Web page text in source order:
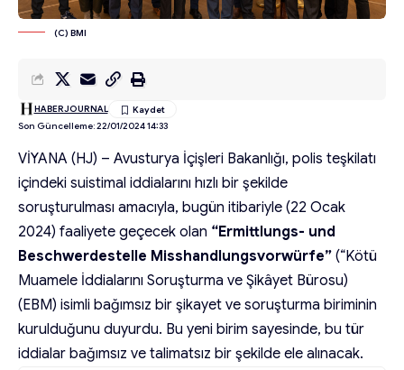
(C) BMI
Son Güncelleme: 22/01/2024 14:33
HABERJOURNAL
VİYANA (HJ) – Avusturya İçişleri Bakanlığı, polis teşkilatı
içindeki suistimal iddialarını hızlı bir şekilde
soruşturulması amacıyla, bugün itibariyle (22 Ocak
2024) faaliyete geçecek olan “Ermittlungs- und
Beschwerdestelle Misshandlungsvorwürfe” (“Kötü
Muamele İddialarını Soruşturma ve Şikâyet Bürosu)
(EBM) isimli bağımsız bir şikayet ve soruşturma biriminin
kurulduğunu duyurdu. Bu yeni birim sayesinde, bu tür
iddialar bağımsız ve talimatsız bir şekilde ele alınacak.